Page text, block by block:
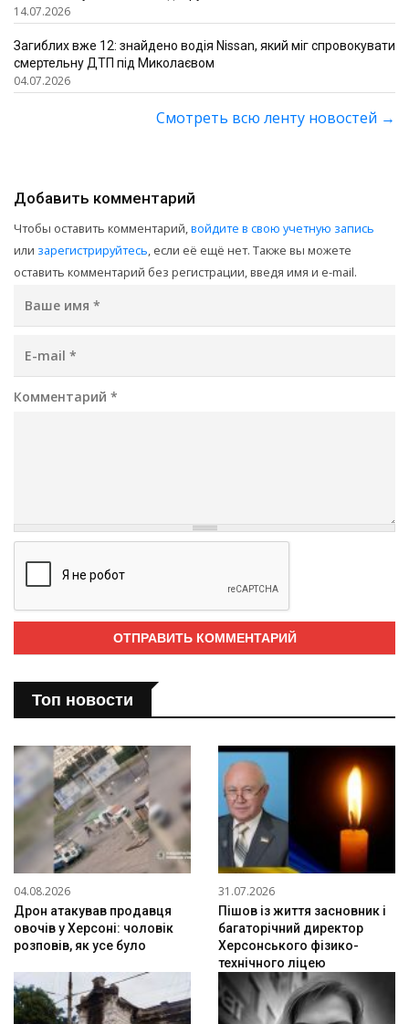
14.07.2026
Загиблих вже 12: знайдено водія Nissan, який міг спровокувати
смертельну ДТП під Миколаєвом
04.07.2026
Смотреть всю ленту новостей →
Добавить комментарий
Чтобы оставить комментарий, войдите в свою учетную запись
или зарегистрируйтесь , если её ещё нет. Также вы можете
оставить комментарий без регистрации, введя имя и e-mail.
Комментарий *
Топ новости
04.08.2026
Дрон атакував продавця
овочів у Херсоні: чоловік
розповів, як усе було
31.07.2026
Пішов із життя засновник і
багаторічний директор
Херсонського фізико-
технічного ліцею